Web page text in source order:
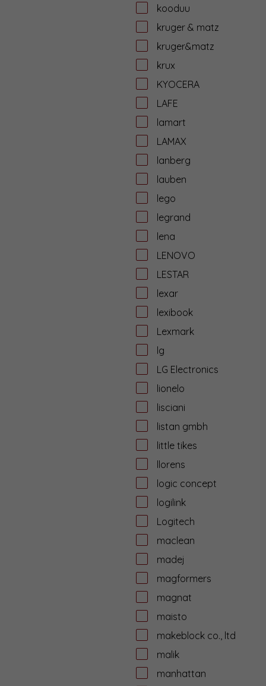
kooduu
kruger & matz
kruger&matz
krux
KYOCERA
LAFE
lamart
LAMAX
lanberg
lauben
lego
legrand
lena
LENOVO
LESTAR
lexar
lexibook
Lexmark
lg
LG Electronics
lionelo
lisciani
listan gmbh
little tikes
llorens
logic concept
logilink
Logitech
maclean
madej
magformers
magnat
maisto
makeblock co., ltd
malik
manhattan